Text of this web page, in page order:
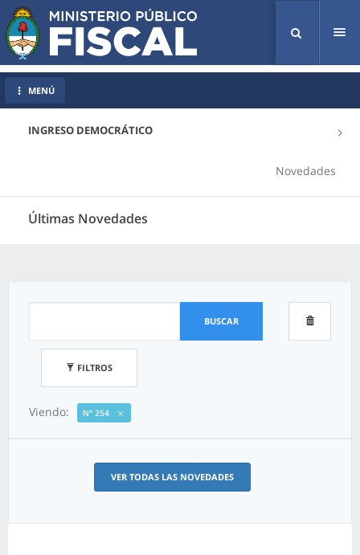
INGRESO DEMOCRÁTICO
Novedades
Últimas Novedades
MENÚ
BUSCAR
FILTROS
Viendo: N° 254
VER TODAS LAS NOVEDADES